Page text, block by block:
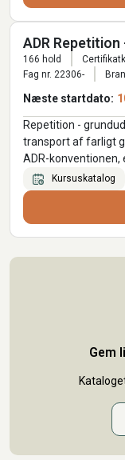
ADR
166 hold
Fag nr. 22306-
Næste startdato:
Repetition -
transport af farligt
ADR-
Kursuskatalog
Gem